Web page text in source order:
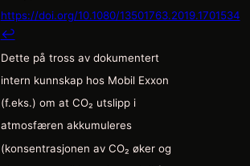
https://doi.org/10.1080/13501763.2019.1701534
↩︎
Dette på tross av dokumentert
intern kunnskap hos Mobil Exxon
(f.eks.) om at CO₂ utslipp i
atmosfæren akkumuleres
(konsentrasjonen av CO₂ øker og